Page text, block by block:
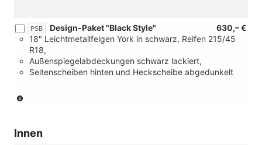
PSB 630,– €
Design-Paket "Black Style"
18" Leichtmetallfelgen York in schwarz, Reifen 215/45
R18,
Außenspiegelabdeckungen schwarz lackiert,
Seitenscheiben hinten und Heckscheibe abgedunkelt
mit:
Innen